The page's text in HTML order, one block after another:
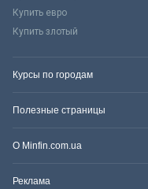
Купить евро
Купить злотый
Курсы по городам
Полезные страницы
О Minfin.com.ua
Реклама